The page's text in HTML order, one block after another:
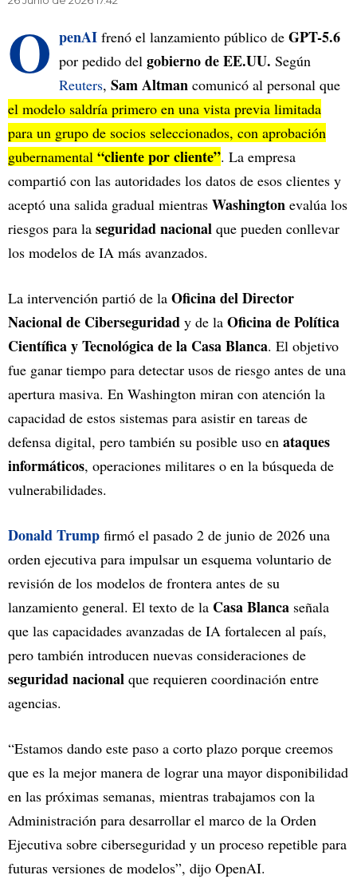
O penAI frenó el lanzamiento público de GPT-5.6
por pedido del gobierno de EE.UU. Según
Reuters, Sam Altman comunicó al personal que
el modelo saldría primero en una vista previa limitada
para un grupo de socios seleccionados, con aprobación
gubernamental “cliente por cliente”. La empresa
compartió con las autoridades los datos de esos clientes y
aceptó una salida gradual mientras Washington evalúa los
riesgos para la seguridad nacional que pueden conllevar
los modelos de IA más avanzados.
La intervención partió de la Oficina del Director
Nacional de Ciberseguridad y de la Oficina de Política
Científica y Tecnológica de la Casa Blanca. El objetivo
fue ganar tiempo para detectar usos de riesgo antes de una
apertura masiva. En Washington miran con atención la
capacidad de estos sistemas para asistir en tareas de
defensa digital, pero también su posible uso en ataques
informáticos, operaciones militares o en la búsqueda de
vulnerabilidades.
Donald Trump firmó el pasado 2 de junio de 2026 una
orden ejecutiva para impulsar un esquema voluntario de
revisión de los modelos de frontera antes de su
lanzamiento general. El texto de la Casa Blanca señala
que las capacidades avanzadas de IA fortalecen al país,
pero también introducen nuevas consideraciones de
seguridad nacional que requieren coordinación entre
agencias.
“Estamos dando este paso a corto plazo porque creemos
que es la mejor manera de lograr una mayor disponibilidad
en las próximas semanas, mientras trabajamos con la
Administración para desarrollar el marco de la Orden
Ejecutiva sobre ciberseguridad y un proceso repetible para
futuras versiones de modelos”, dijo OpenAI.